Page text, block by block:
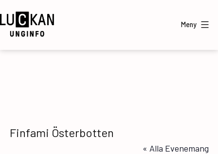
till
innehåll
Meny
Finfami Österbotten
« Alla Evenemang